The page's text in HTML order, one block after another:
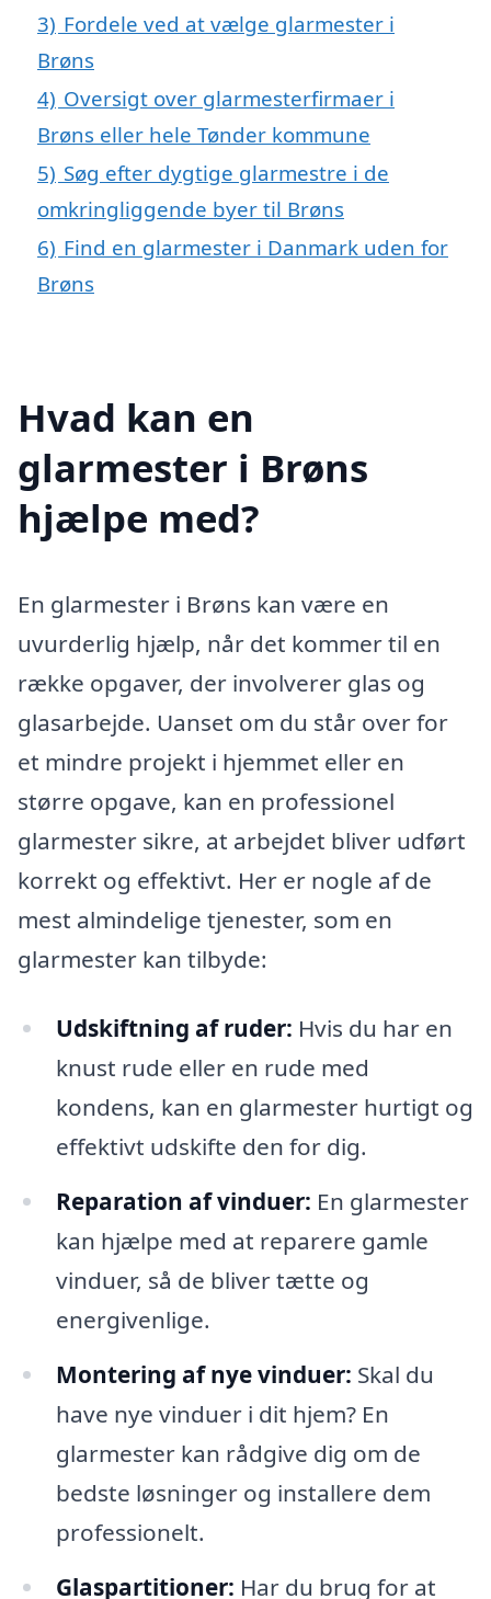
3) Fordele ved at vælge glarmester i
Brøns
4) Oversigt over glarmesterfirmaer i
Brøns eller hele Tønder kommune
5) Søg efter dygtige glarmestre i de
omkringliggende byer til Brøns
6) Find en glarmester i Danmark uden for
Brøns
Hvad kan en
glarmester i Brøns
hjælpe med?
En glarmester i Brøns kan være en
uvurderlig hjælp, når det kommer til en
række opgaver, der involverer glas og
glasarbejde. Uanset om du står over for
et mindre projekt i hjemmet eller en
større opgave, kan en professionel
glarmester sikre, at arbejdet bliver udført
korrekt og effektivt. Her er nogle af de
mest almindelige tjenester, som en
glarmester kan tilbyde:
Udskiftning af ruder: Hvis du har en
knust rude eller en rude med
kondens, kan en glarmester hurtigt og
effektivt udskifte den for dig.
Reparation af vinduer: En glarmester
kan hjælpe med at reparere gamle
vinduer, så de bliver tætte og
energivenlige.
Montering af nye vinduer: Skal du
have nye vinduer i dit hjem? En
glarmester kan rådgive dig om de
bedste løsninger og installere dem
professionelt.
Glaspartitioner: Har du brug for at